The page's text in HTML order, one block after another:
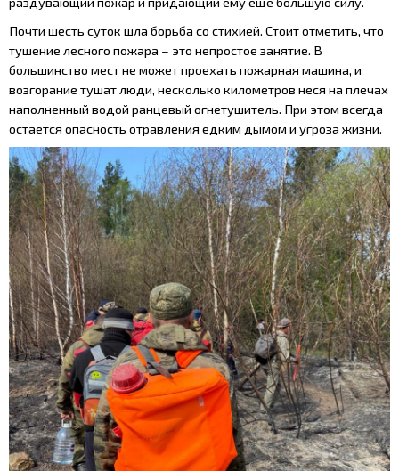
Почти шесть суток шла борьба со стихией. Стоит отметить, что
тушение лесного пожара – это непростое занятие. В
большинство мест не может проехать пожарная машина, и
возгорание тушат люди, несколько километров неся на плечах
наполненный водой ранцевый огнетушитель. При этом всегда
остается опасность отравления едким дымом и угроза жизни.